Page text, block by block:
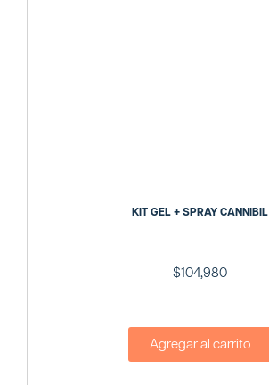
KIT GEL + SPRAY CANNIBIL
$104,980
Agregar al carrito